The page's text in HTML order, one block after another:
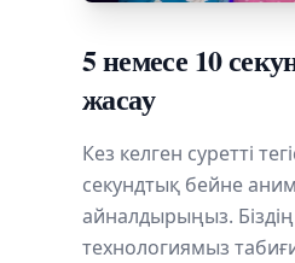
5 немесе 10
жасау
Кез келген суретті
секундтық бейне
айналдырыңыз.
технологиямыз